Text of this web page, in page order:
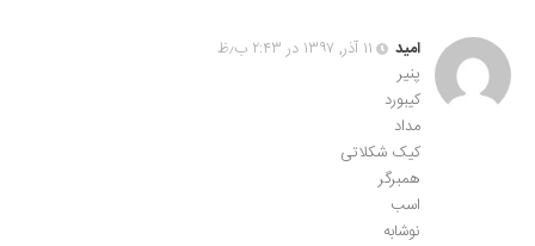
امید
۱۱ آذر, ۱۳۹۷ در ۲:۴۳ ب٫ظ
پنیر
کیبورد
مداد
کیک شکلاتی
همبرگر
اسب
نوشابه